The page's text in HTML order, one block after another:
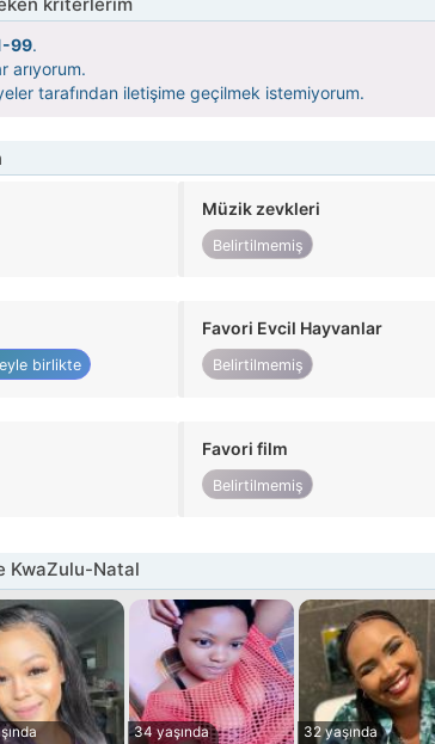
99.
arıyorum.
tarafından iletişime geçilmek istemiyorum.
Müzik zevkleri
Belirtilmemiş
birlikte
Favori Evcil Hayvanlar
Belirtilmemiş
Favori film
Belirtilmemiş
KwaZulu-Natal
34 yaşında
32 yaşında